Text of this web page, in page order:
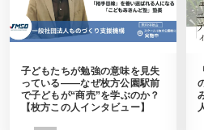
子どもたちが勉強の意味を見失
っている——なぜ枚方公園駅前
で子どもが“商売”を学ぶのか？
【枚方この人インタビュー】